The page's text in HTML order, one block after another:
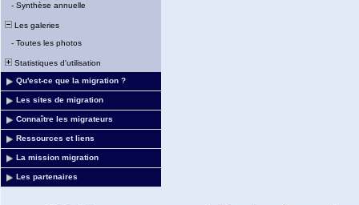
- Synthèse annuelle
Les galeries
- Toutes les photos
Statistiques d'utilisation
Qu'est-ce que la migration ?
Les sites de migration
Connaître les migrateurs
Ressources et liens
La mission migration
Les partenaires